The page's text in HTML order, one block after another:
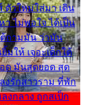
ตัวใหม่ใส่มา เดิน
ไม่พอใจ ได้เป็น
ถามมัน ว่ามัน
มให้ เจอะเด็กใต้
ด มันสุดยอด สุด
งรักสาวราม ที่พัก
งกลาง ถูกสเป็ก